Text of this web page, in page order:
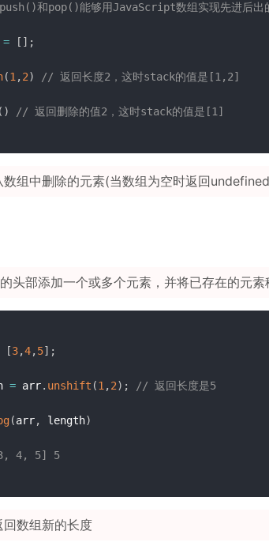
和pop()能够用JavaScript数组实现先进后出
= [ ] ;
(1,2) // 返回长度2，这时stack的值是[1,2]
( ) // 返回删除的值2，这时stack的值是[1]
组中删除的元素(当数组为空时返回
头部添加一个或多个元素，并将已存在的元
[3,4,5] ;
= arr. unshift (1 ,2) ; // 返回长度是5
(arr, length)
4, 5] 5
数组新的长度